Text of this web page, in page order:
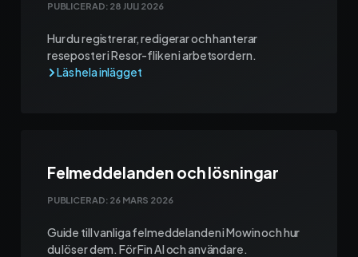
PUBLICERAD: 28 JULI 2026
Hur du registrerar, redigerar och hanterar
reseposter i Resor-fliken i arbetsordern.
Felmeddelanden och lösningar
PUBLICERAD: 26 MARS 2026
Guide till vanliga felmeddelanden i Mowin och hur
du löser dem. För Fin AI och användare.